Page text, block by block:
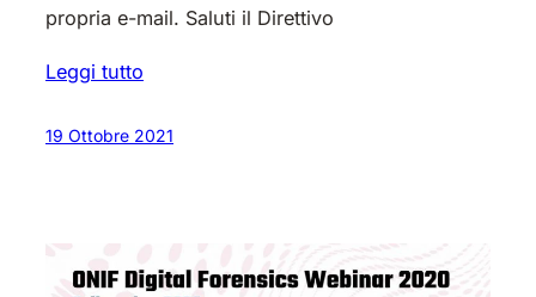
propria e-mail. Saluti il Direttivo
Leggi tutto
19 Ottobre 2021